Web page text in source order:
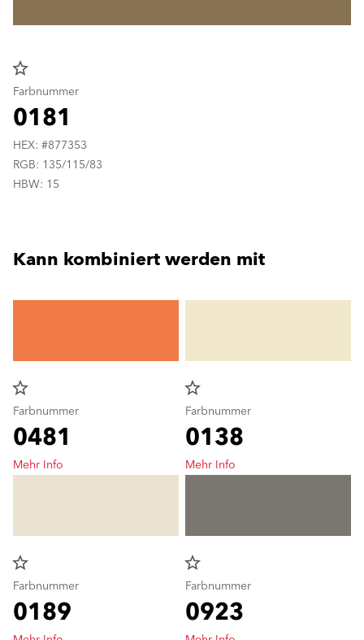
star_border
Farbnummer
0181
HEX: #877353
RGB: 135/115/83
HBW: 15
Kann kombiniert werden mit
star_border
Farbnummer
0481
Mehr Info
star_border
Farbnummer
0189
star_border
Farbnummer
0138
Mehr Info
star_border
Farbnummer
0923